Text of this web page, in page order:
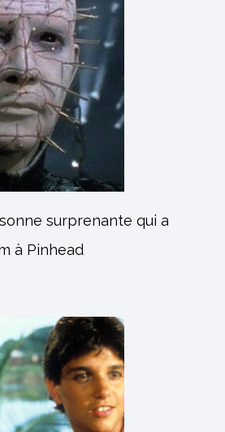
surprenante qui a
à Pinhead